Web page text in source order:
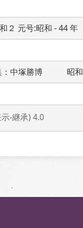
２ 元号:昭和 - 44 年
中塚勝博　　　昭
示-継承) 4.0